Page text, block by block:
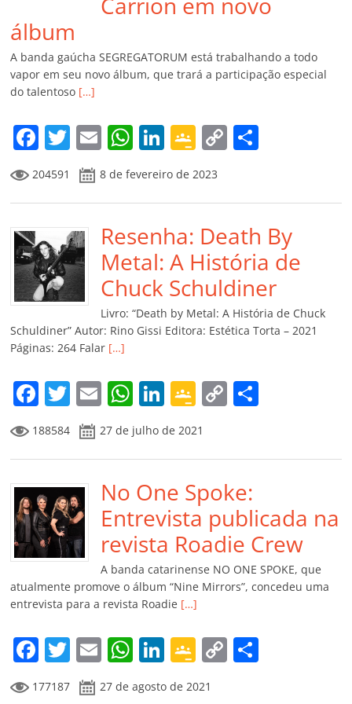
álbum
A banda gaúcha SEGREGATORUM está trabalhando a todo
vapor em seu novo álbum, que trará a participação especial
do talentoso […]
F
a
c
e
b
o
o
k
T
w
itt
er
E
m
ai
l
W
at
s
A
p
p
Li
k
e
dI
n
G
o
o
gl
e
Cl
a
ss
ro
m
C
y
Li
n
k
p
ar
til
h
ar
204591 8 de fevereiro de 2023
Resenha: Death By
Metal: A História de
Chuck Schuldiner
Livro: “Death by Metal: A História de Chuck
Schuldiner” Autor: Rino Gissi Editora: Estética Torta – 2021
Páginas: 264 Falar […]
F
a
c
e
b
o
o
k
T
w
itt
er
E
m
ai
l
W
h
at
s
A
p
p
Li
n
k
e
dI
n
G
o
o
gl
e
Cl
a
ss
ro
o
m
C
y
Li
n
k
p
til
h
ar
188584 27 de julho de 2021
No One Spoke:
Entrevista publicada na
revista Roadie Crew
A banda catarinense NO ONE SPOKE, que
atualmente promove o álbum “Nine Mirrors”, concedeu uma
entrevista para a revista Roadie […]
F
a
T
w
E
m
W Li
n
G
o
C
177187 27 de agosto de 2021